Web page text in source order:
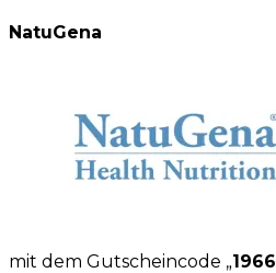
NatuGena
mit dem Gutscheincode „